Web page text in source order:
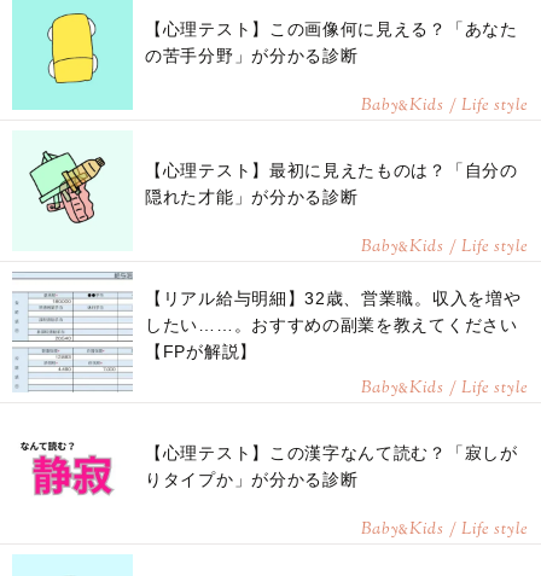
【心理テスト】この画像何に見える？「あなた
の苦手分野」が分かる診断
Baby&Kids / Life style
【心理テスト】最初に見えたものは？「自分の
隠れた才能」が分かる診断
Baby&Kids / Life style
【リアル給与明細】32歳、営業職。収入を増や
したい……。おすすめの副業を教えてください
【FPが解説】
Baby&Kids / Life style
【心理テスト】この漢字なんて読む？「寂しが
りタイプか」が分かる診断
Baby&Kids / Life style